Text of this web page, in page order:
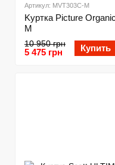
Артикул: MVT303C-M
Kуртка Picture
M
10 950 грн
5 475 грн Купить